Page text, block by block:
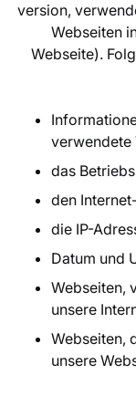
version,
Webseiten
Webseite).
verwendete
das
den
die IP-
Datum und
Webseiten,
unsere
Webseiten,
unsere